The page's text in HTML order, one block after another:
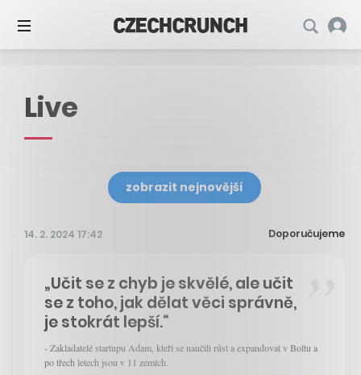
Live
zobrazit nejnovější
14. 2. 2024 17:42 Doporučujeme
„Učit se z chyb je skvělé, ale učit
se z toho, jak dělat věci správně,
je stokrát lepší.“
- Zakladatelé startupu Adam, kteří se naučili růst a expandovat v Boltu a
po třech letech jsou v 11 zemích.